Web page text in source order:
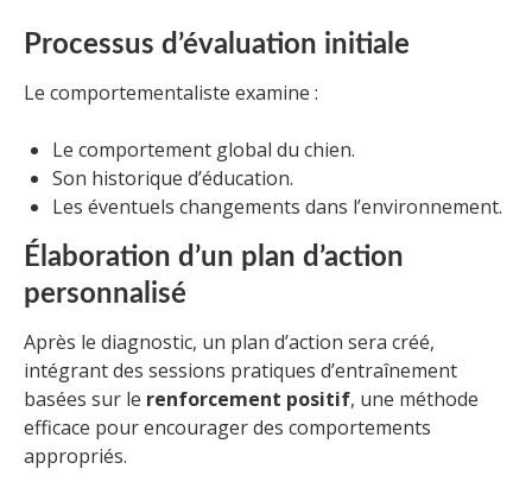
Processus d’évaluation initiale
Le comportementaliste examine :
Le comportement global du chien.
Son historique d’éducation.
Les éventuels changements dans l’environnement.
Élaboration d’un plan d’action
personnalisé
Après le diagnostic, un plan d’action sera créé,
intégrant des sessions pratiques d’entraînement
basées sur le renforcement positif, une méthode
efficace pour encourager des comportements
appropriés.